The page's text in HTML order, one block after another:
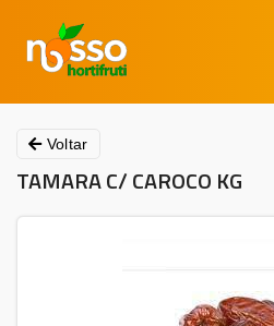
Voltar
TAMARA C/ CAROCO KG